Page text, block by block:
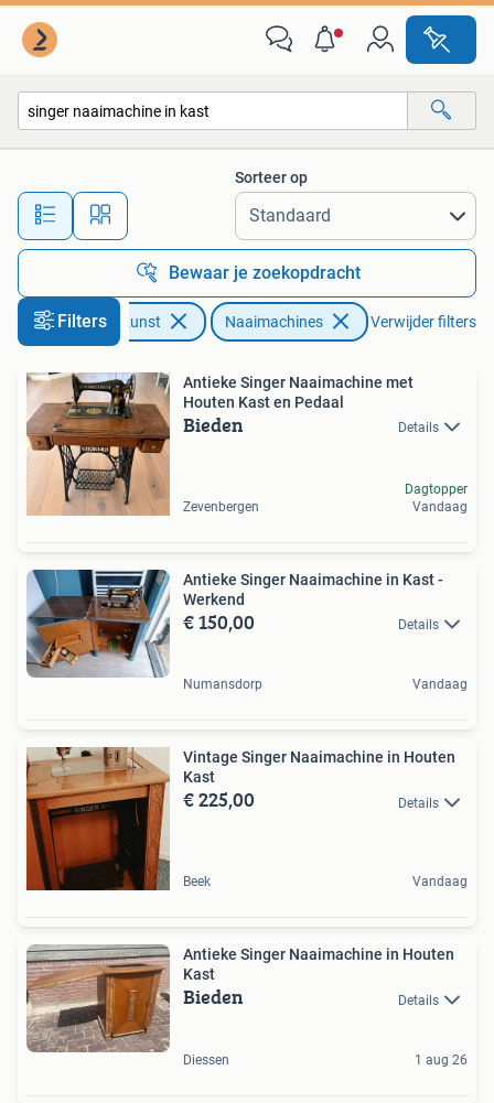
Alle afstanden…
Sorteer op
Bewaar je zoekopdracht
Filters
Antiek en Kunst Naaimachines Verwijder filters
Antieke Singer Naaimachine met
Houten Kast en Pedaal
Bieden Details
Zevenbergen
Dagtopper
Vandaag
Antieke Singer Naaimachine in Kast -
Werkend
€ 150,00 Details
Numansdorp Vandaag
Vintage Singer Naaimachine in Houten
Kast
€ 225,00 Details
Beek Vandaag
Antieke Singer Naaimachine in Houten
Kast
Bieden Details
Diessen 1 aug 26